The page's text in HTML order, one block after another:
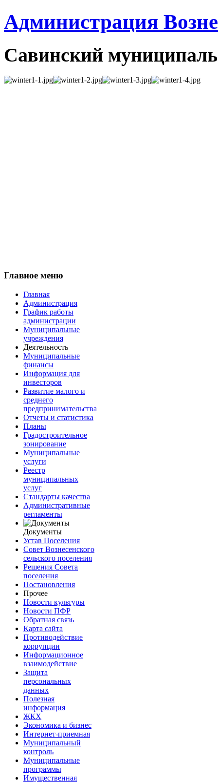
Администрация
Савинский
Главное меню
Главная
Администрация
График работы
администрации
Муниципальные
учреждения
Деятельность
Муниципальные
финансы
Информация для
инвесторов
Развитие малого и
среднего
предпринимательства
Отчеты и статистика
Планы
Градостроительное
зонирование
Муниципальные
услуги
Реестр
муниципальных
услуг
Стандарты качества
Административные
регламенты
Документы
Устав Поселения
Совет Вознесенского
сельского поселения
Решения Совета
поселения
Постановления
Прочее
Новости культуры
Новости ПФР
Обратная связь
Карта сайта
Противодействие
коррупции
Информационное
взаимодействие
Защита
персональных
данных
Полезная
информация
ЖКХ
Экономика и бизнес
Интернет-приемная
Муниципальный
контроль
Муниципальные
программы
Имущественная